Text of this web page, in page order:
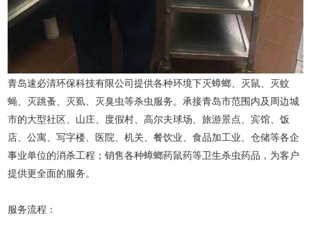
青岛速必清环保科技有限公司提供各种环境下灭蟑螂、灭鼠、灭蚊
蝇、灭跳蚤、灭虱、灭臭虫等杀虫服务。承接青岛市范围内及周边城
市的大型社区、山庄、度假村、高尔夫球场、旅游景点、宾馆、饭
店、公寓、写字楼、医院、机关、餐饮业、食品加工业、仓储等各企
事业单位的消杀工程；销售各种蟑螂药鼠药等卫生杀虫药品，为客户
提供更全面的服务。
服务流程：